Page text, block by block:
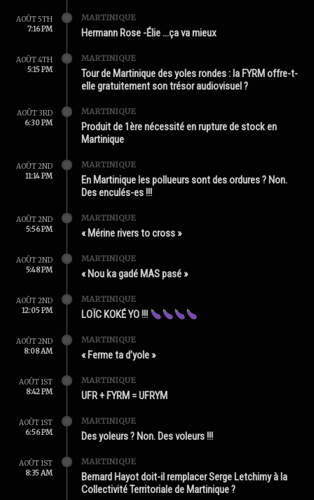
AOÛT 5TH
7:16 PM
MARTINIQUE
Hermann Rose -Élie …ça va mieux
AOÛT 4TH
5:15 PM
MARTINIQUE
Tour de Martinique des yoles rondes : la FYRM offre-t-
elle gratuitement son trésor audiovisuel ?
AOÛT 3RD
6:30 PM
MARTINIQUE
Produit de 1ère nécessité en rupture de stock en
Martinique
AOÛT 2ND
11:14 PM
MARTINIQUE
En Martinique les pollueurs sont des ordures ? Non.
Des enculés-es !!!
AOÛT 2ND
5:56 PM
MARTINIQUE
« Mérine rivers to cross »
AOÛT 2ND
5:48 PM
MARTINIQUE
« Nou ka gadé MAS pasé »
AOÛT 2ND
12:05 PM
MARTINIQUE
LOÏC KOKÉ YO !!!
AOÛT 2ND
8:08 AM
MARTINIQUE
« Ferme ta d’yole »
AOÛT 1ST
8:42 PM
MARTINIQUE
UFR + FYRM = UFRYM
AOÛT 1ST
6:56 PM
MARTINIQUE
Des yoleurs ? Non. Des voleurs !!!
AOÛT 1ST
8:35 AM
MARTINIQUE
Bernard Hayot doit-il remplacer Serge Letchimy à la
Collectivité Territoriale de Martinique ?